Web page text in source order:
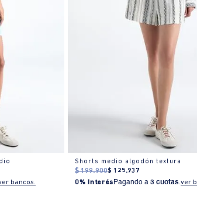
bancos.
Shorts medio algodón textura
$ 199.900$ 125.937
0% Interés Pagando a3 cuotas.ver